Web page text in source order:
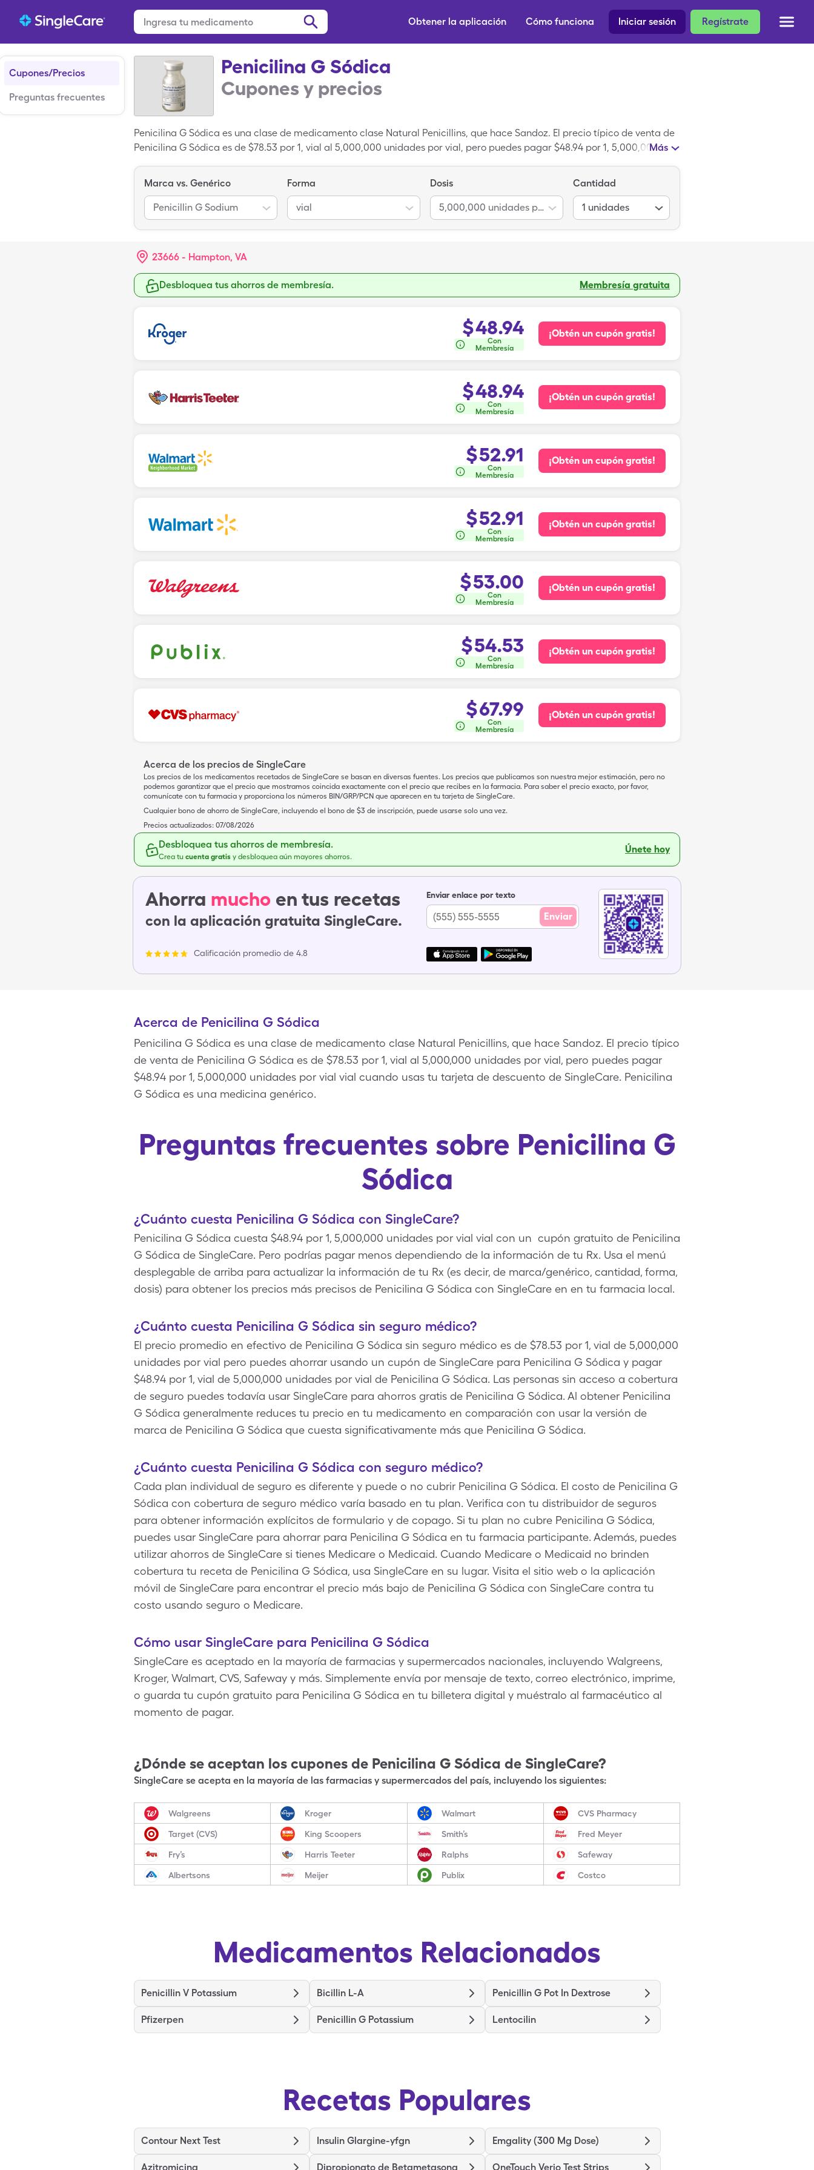
Regístrate
Iniciar sesión
Cómo funciona
Obtener la aplicación
Cupones/Precios
Preguntas frecuentes
Penicilina G Sódica
Cupones y precios
Penicilina G Sódica es una clase de medicamento clase Natural Penicillins, que hace Sandoz. El precio típico de venta de
Penicilina G Sódica es de $78.53 por 1, vial al 5,000,000 unidades por vial, pero puedes pagar $48.94 por 1, 5,000,000Más
Marca vs. Genérico
Penicillin G Sodium
Forma
vial
Dosis
5,000,000 unidades por vial
Cantidad
1 unidades
23666 - Hampton, VA
Desbloquea tus ahorros de membresía. Membresía gratuita
$48.94
Con
Membresía
¡Obtén un cupón gratis!
$48.94
Con
Membresía
¡Obtén un cupón gratis!
$52.91
Con
Membresía
¡Obtén un cupón gratis!
$52.91
Con
Membresía
¡Obtén un cupón gratis!
$53.00
Con
Membresía
¡Obtén un cupón gratis!
$54.53
Con
Membresía
¡Obtén un cupón gratis!
$67.99
Con
Membresía
¡Obtén un cupón gratis!
Acerca de los precios de SingleCare
Los precios de los medicamentos recetados de SingleCare se basan en diversas fuentes. Los precios que publicamos son nuestra mejor estimación, pero no
podemos garantizar que el precio que mostramos coincida exactamente con el precio que recibes en la farmacia. Para saber el precio exacto, por favor,
comunícate con tu farmacia y proporciona los números BIN/GRP/PCN que aparecen en tu tarjeta de SingleCare.
Cualquier bono de ahorro de SingleCare, incluyendo el bono de $3 de inscripción, puede usarse solo una vez.
Precios actualizados: 07/08/2026
Desbloquea tus ahorros de membresía.
Crea tu cuenta gratis y desbloquea aún mayores ahorros.
Únete hoy
Ahorra mucho en tus recetas
con la aplicación gratuita SingleCare.
Calificación promedio de 4.8
Enviar enlace por texto
Enviar
Acerca de Penicilina G Sódica
Penicilina G Sódica es una clase de medicamento clase Natural Penicillins, que hace Sandoz. El precio típico
de venta de Penicilina G Sódica es de $78.53 por 1, vial al 5,000,000 unidades por vial, pero puedes pagar
$48.94 por 1, 5,000,000 unidades por vial vial cuando usas tu tarjeta de descuento de SingleCare. Penicilina
G Sódica es una medicina genérico.
Preguntas frecuentes sobre Penicilina G
Sódica
¿Cuánto cuesta Penicilina G Sódica con SingleCare?
Penicilina G Sódica cuesta $48.94 por 1, 5,000,000 unidades por vial vial con un cupón gratuito de Penicilina
G Sódica de SingleCare. Pero podrías pagar menos dependiendo de la información de tu Rx. Usa el menú
desplegable de arriba para actualizar la información de tu Rx (es decir, de marca/genérico, cantidad, forma,
dosis) para obtener los precios más precisos de Penicilina G Sódica con SingleCare en en tu farmacia local.
¿Cuánto cuesta Penicilina G Sódica sin seguro médico?
El precio promedio en efectivo de Penicilina G Sódica sin seguro médico es de $78.53 por 1, vial de 5,000,000
unidades por vial pero puedes ahorrar usando un cupón de SingleCare para Penicilina G Sódica y pagar
$48.94 por 1, vial de 5,000,000 unidades por vial de Penicilina G Sódica. Las personas sin acceso a cobertura
de seguro puedes todavía usar SingleCare para ahorros gratis de Penicilina G Sódica. Al obtener Penicilina
G Sódica generalmente reduces tu precio en tu medicamento en comparación con usar la versión de
marca de Penicilina G Sódica que cuesta significativamente más que Penicilina G Sódica.
¿Cuánto cuesta Penicilina G Sódica con seguro médico?
Cada plan individual de seguro es diferente y puede o no cubrir Penicilina G Sódica. El costo de Penicilina G
Sódica con cobertura de seguro médico varía basado en tu plan. Verifica con tu distribuidor de seguros
para obtener información explícitos de formulario y de copago. Si tu plan no cubre Penicilina G Sódica,
puedes usar SingleCare para ahorrar para Penicilina G Sódica en tu farmacia participante. Además, puedes
utilizar ahorros de SingleCare si tienes Medicare o Medicaid. Cuando Medicare o Medicaid no brinden
cobertura tu receta de Penicilina G Sódica, usa SingleCare en su lugar. Visita el sitio web o la aplicación
móvil de SingleCare para encontrar el precio más bajo de Penicilina G Sódica con SingleCare contra tu
costo usando seguro o Medicare.
Cómo usar SingleCare para Penicilina G Sódica
SingleCare es aceptado en la mayoría de farmacias y supermercados nacionales, incluyendo Walgreens,
Kroger, Walmart, CVS, Safeway y más. Simplemente envía por mensaje de texto, correo electrónico, imprime,
o guarda tu cupón gratuito para Penicilina G Sódica en tu billetera digital y muéstralo al farmacéutico al
momento de pagar.
¿Dónde se aceptan los cupones de Penicilina G Sódica de SingleCare?
SingleCare se acepta en la mayoría de las farmacias y supermercados del país, incluyendo los siguientes:
Walgreens Kroger Walmart CVS Pharmacy
Target (CVS) King Scoopers Smith’s Fred Meyer
Fry’s Harris Teeter Ralphs Safeway
Albertsons Meijer Publix Costco
Medicamentos Relacionados
Penicillin V Potassium Bicillin L-A Penicillin G Pot In Dextrose
Pfizerpen Penicillin G Potassium Lentocilin
Recetas Populares
Contour Next Test Insulin Glargine-yfgn Emgality (300 Mg Dose)
Azitromicina Dipropionato de Betametasona OneTouch Verio Test Strips